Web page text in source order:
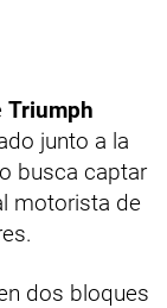
Triumph
junto a la
busca captar
motorista de
dos bloques